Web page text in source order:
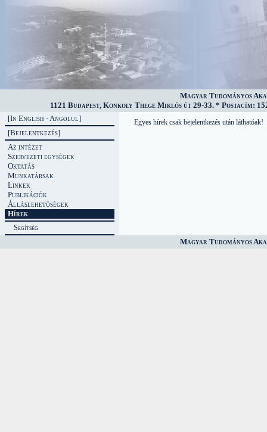
Magyar Tudományos
1121 Budapest, Konkoly Thege Miklós út 29-33. * Postacím:
[In English - Angolul]
[Bejelentkezés]
Az intézet
Szervezeti egységek
Oktatás
Munkatársak
Linkek
Publikációk
Álláslehetõségek
Hírek
Segítség
Egyes hírek csak bejelentkezés után láthatóak!
Magyar Tudományos